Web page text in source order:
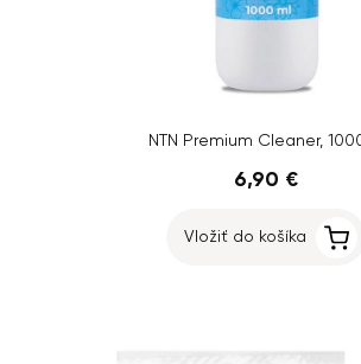
NTN Premium Cleaner,
6,90 €
Vložiť do košíka